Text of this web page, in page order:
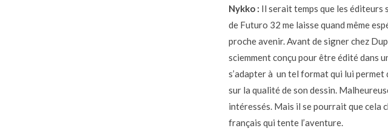
Nykko : Il serait temps que les éditeurs
de Futuro 32 me laisse quand même
proche avenir. Avant de signer chez
sciemment conçu pour être édité dans
s’adapter à un tel format qui lui
sur la qualité de son dessin.
intéressés. Mais il se pourrait que cela
français qui tente l’aventure.